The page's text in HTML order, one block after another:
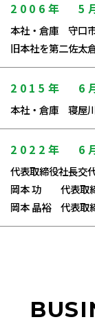
2006年 5
本社・倉庫 守口
旧本社を第二佐太
2015年 6
本社・倉庫 寝屋
2022年 6
代表取締役社長交
岡本 功 代表取
岡本 晶裕 代表取